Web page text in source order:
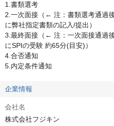
1.書類選考
2.一次面接（← 注：書類選考通過
に弊社指定書類の記入/提出）
3.最終面接（← 注：一次面接通過
にSPIの受験 約65分(目安)）
4.合否通知
5.内定条件通知
企業情報
会社名
株式会社フジキン